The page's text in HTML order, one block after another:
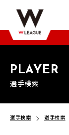
PLAYER
選手検索
選手検索 選手検索